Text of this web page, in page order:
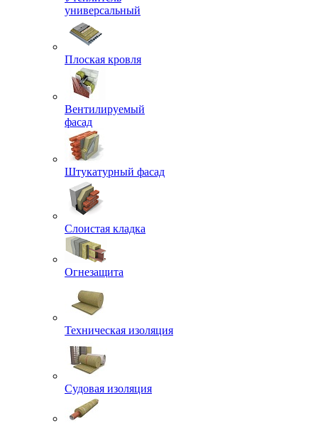
универсальный
Плоская кровля
Вентилируемый
фасад
Штукатурный фасад
Слоистая кладка
Огнезащита
Техническая изоляция
Судовая изоляция